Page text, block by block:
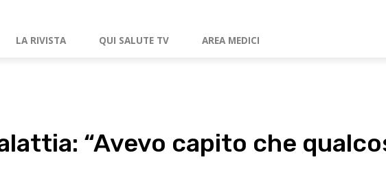
LA RIVISTA QUI SALUTE TV AREA MEDICI
“Avevo capito che